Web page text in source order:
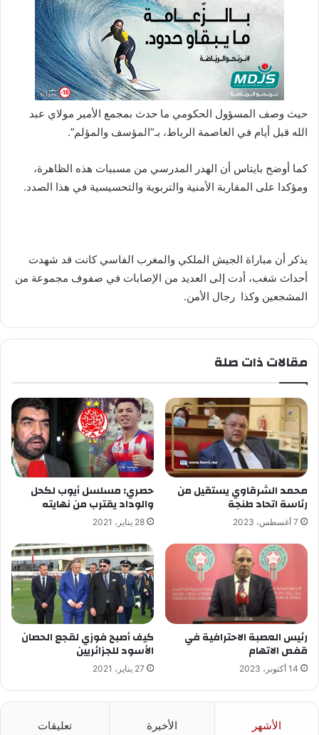
حيث وصف المسؤول الحكومي ما حدث بمجمع الأمير مولاي عبد
الله قبل أيام في العاصمة الرباط، بـ”المؤسف والمؤلم”.
كما أوضح بايتاس أن الهدر المدرسي من مسببات هذه الظاهرة،
ومؤكدا على المقاربة الأمنية والتربوية والتحسيسية في هذا الصدد.
يذكر أن مباراة الجيش الملكي والمغرب الفاسي كانت قد شهدت
أحداث شغب، أدت إلى العديد من الإصابات في صفوف مجموعة من
المشجعين وكذا رجال الأمن.
مقالات ذات صلة
محمد الشرقاوي يستقيل من
رئاسة اتحاد طنجة
7 أغسطس، 2023
حصري: مسلسل أيوب لكحل
والوداد يقترب من نهايته
28 يناير، 2021
رئيس العصبة الاحترافية في
قفص الاتهام
14 أكتوبر، 2023
كيف أصبح فوزي لقجع الحصان
الأسود للجزائريين
27 يناير، 2021
الأشهر الأخيرة تعليقات